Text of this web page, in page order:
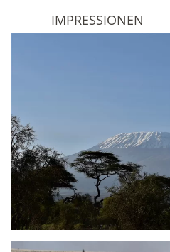
IMPRESSIONEN